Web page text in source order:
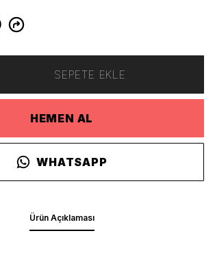
SEPETE EKLE
HEMEN AL
WHATSAPP
Ürün Açıklaması